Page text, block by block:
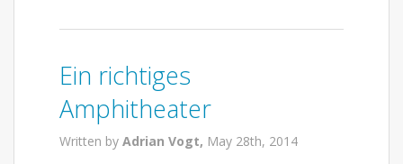
Ein richtiges
Amphitheater
Written by Adrian Vogt, May 28th, 2014